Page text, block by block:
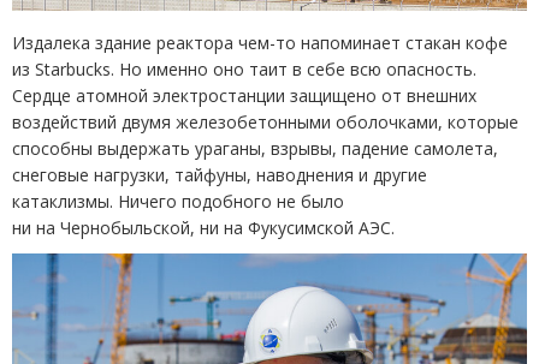
Издалека здание реактора чем-то напоминает стакан кофе
из Starbucks. Но именно оно таит в себе всю опасность.
Сердце атомной электростанции защищено от внешних
воздействий двумя железобетонными оболочками, которые
способны выдержать ураганы, взрывы, падение самолета,
снеговые нагрузки, тайфуны, наводнения и другие
катаклизмы. Ничего подобного не было
ни на Чернобыльской, ни на Фукусимской АЭС.